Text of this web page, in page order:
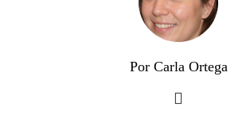
Por Carla Ortega